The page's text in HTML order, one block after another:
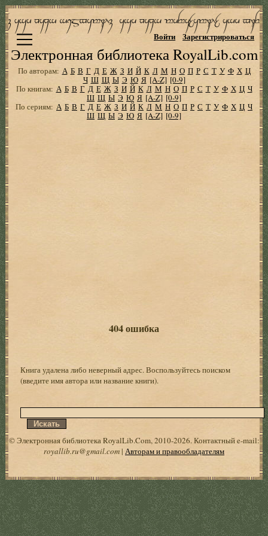
Электронная библиотека RoyalLib.com
Войти Зарегистрироваться
По авторам: А Б В Г Д Е Ж З И Й К Л М Н О П Р С Т У Ф Х Ц
Ч Ш Щ Ы Э Ю Я [A-Z] [0-9]
По книгам: А Б В Г Д Е Ж З И Й К Л М Н О П Р С Т У Ф Х Ц Ч
Ш Щ Ы Э Ю Я [A-Z] [0-9]
По сериям: А Б В Г Д Е Ж З И Й К Л М Н О П Р С Т У Ф Х Ц Ч
Ш Щ Ы Э Ю Я [A-Z] [0-9]
404 ошибка
Книга удалена либо неверный адрес. Воспользуйтесь поиском
(введите имя автора или название книги).
© Электронная библиотека RoyalLib.Com, 2010-2026. Контактный e-mail:
royallib.ru@gmail.com| Авторам и правообладателям